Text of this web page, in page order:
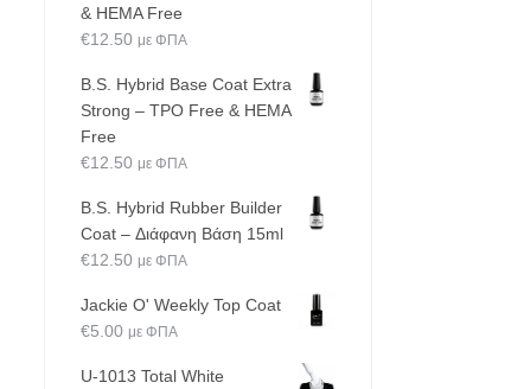
& HEMA Free
€12.50 με ΦΠΑ
B.S. Hybrid Base Coat Extra
Strong – TPO Free & HEMA
Free
€12.50 με ΦΠΑ
B.S. Hybrid Rubber Builder
Coat – Διάφανη Βάση 15ml
€12.50 με ΦΠΑ
Jackie O' Weekly Top Coat
€5.00 με ΦΠΑ
U-1013 Total White